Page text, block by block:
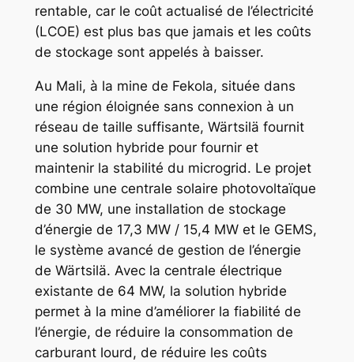
rentable, car le coût actualisé de l’électricité
(LCOE) est plus bas que jamais et les coûts
de stockage sont appelés à baisser.
Au Mali, à la mine de Fekola, située dans
une région éloignée sans connexion à un
réseau de taille suffisante, Wärtsilä fournit
une solution hybride pour fournir et
maintenir la stabilité du microgrid. Le projet
combine une centrale solaire photovoltaïque
de 30 MW, une installation de stockage
d’énergie de 17,3 MW / 15,4 MW et le GEMS,
le système avancé de gestion de l’énergie
de Wärtsilä. Avec la centrale électrique
existante de 64 MW, la solution hybride
permet à la mine d’améliorer la fiabilité de
l’énergie, de réduire la consommation de
carburant lourd, de réduire les coûts